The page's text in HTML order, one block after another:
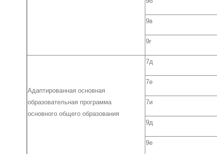
9в
9г
Адаптированная основная
образовательная программа
основного общего образования
7д
7е
7и
9д
9е